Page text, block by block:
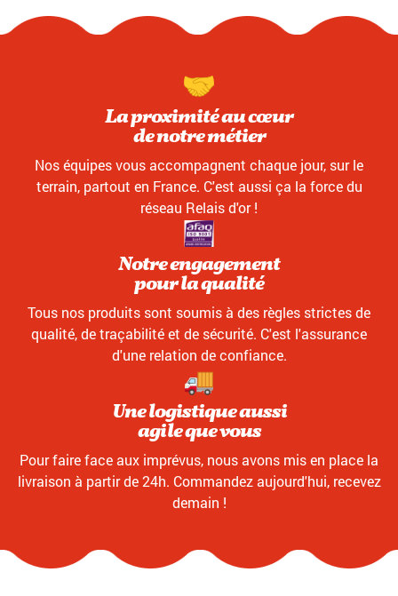
La proximité au cœur
de notre métier
Nos équipes vous accompagnent chaque jour, sur le
terrain, partout en France. C'est aussi ça la force du
réseau Relais d'or !
Notre engagement
pour la qualité
Tous nos produits sont soumis à des règles strictes de
qualité, de traçabilité et de sécurité. C'est l'assurance
d'une relation de confiance.
Une logistique aussi
agile que vous
Pour faire face aux imprévus, nous avons mis en place la
livraison à partir de 24h. Commandez aujourd'hui, recevez
demain !